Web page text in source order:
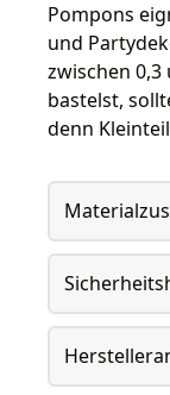
Pompons
und
zwischen 0,3
bastelst,
denn